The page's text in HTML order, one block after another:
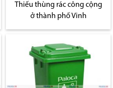
Thiếu thùng rác công cộng
ở thành phố Vinh